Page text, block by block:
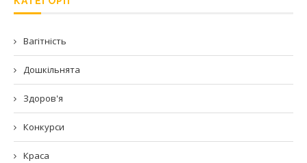
Вагітність
Дошкільнята
Здоров'я
Конкурси
Краса